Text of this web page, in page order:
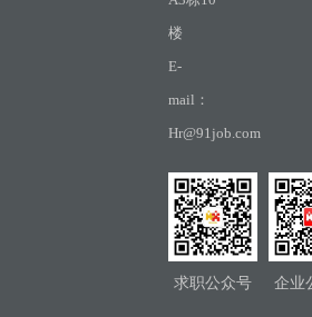
楼
E-
mail：
Hr@91job.com
求职公众号 企业